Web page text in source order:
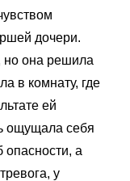
дочери.
но она решила
в комнату, где
ей
ощущала себя
а
у